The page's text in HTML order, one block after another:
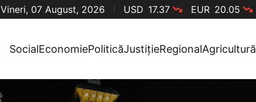
Vineri, 07 August, 2026 USD 17.37 EUR 20.05
SocialEconomiePoliticăJustițieRegionalAgricultură